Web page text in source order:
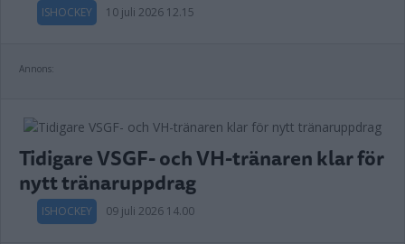
ISHOCKEY 10 juli 2026 12.15
Annons:
Tidigare VSGF- och VH-tränaren klar för
nytt tränaruppdrag
ISHOCKEY 09 juli 2026 14.00